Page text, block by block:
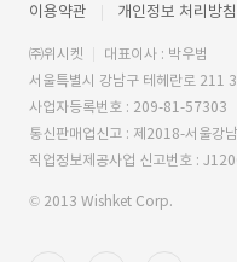
이용약관 개인정보 처리방침
㈜위시켓
대표이사 : 박우범
서울특별시 강남구 테헤란로 211
사업자등록번호 : 209-81-57303
통신판매업신고 : 제2018-서울강
직업정보제공사업 신고번호 :
© 2013 Wishket Corp.